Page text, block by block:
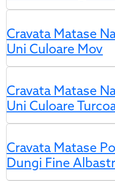
Cravata Matase
Uni Culoare Mov
Cravata Matase
Uni Culoare
Cravata Matase
Dungi Fine